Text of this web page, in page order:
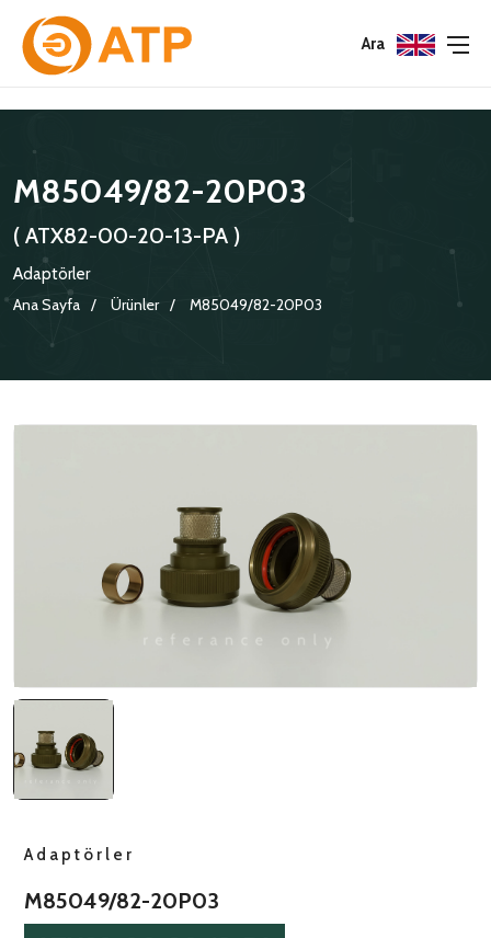
Ara
M85049/82-20P03
( ATX82-00-20-13-PA )
Adaptörler
Ana Sayfa
Ürünler M85049/82-20P03
Adaptörler
M85049/82-20P03
Menu
KATALOGLAR
SERTIFIKALAR
POLITIKALARIMIZ
Menu
ÇEVRE YÖNETIM POLITIKASI
BILGI GÜVENLIĞI POLITIKASI
Menu
KONNEKTÖRLER
ADAPTÖRLER
KORUMA KAPAKLARI
KRIMP KONTAKLAR
ÜRÜN LISTESI